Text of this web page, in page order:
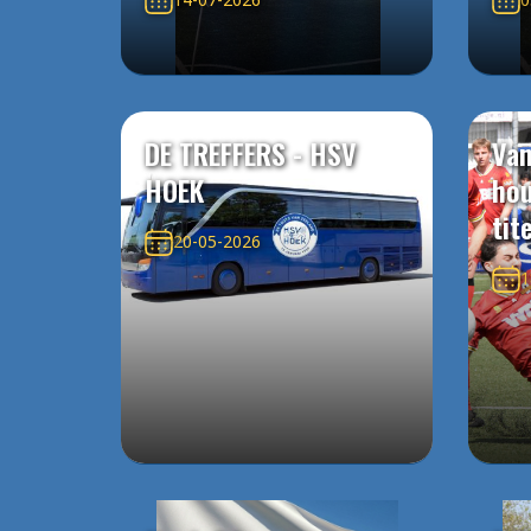
DE TREFFERS - HSV
HOEK
20-05-2026